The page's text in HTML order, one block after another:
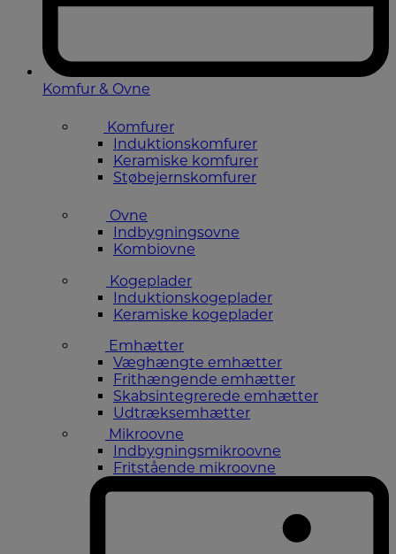
Komfur & Ovne
Komfurer
Induktionskomfurer
Keramiske komfurer
Støbejernskomfurer
Ovne
Indbygningsovne
Kombiovne
Kogeplader
Induktionskogeplader
Keramiske kogeplader
Emhætter
Væghængte emhætter
Frithængende emhætter
Skabsintegrerede emhætter
Udtræksemhætter
Mikroovne
Indbygningsmikroovne
Fritstående mikroovne